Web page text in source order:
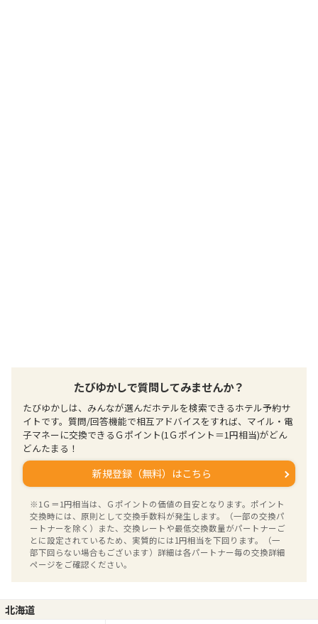
たびゆかしで質問してみませんか？
たびゆかしは、みんなが選んだホテルを検索できるホテル予約サ
イトです。質問/回答機能で相互アドバイスをすれば、マイル・電
子マネーに交換できるＧポイント(1Ｇポイント＝1円相当)がどん
どんたまる！
新規登録（無料）はこちら
※1Ｇ＝1円相当は、Ｇポイントの価値の目安となります。ポイント
交換時には、原則として交換手数料が発生します。（一部の交換パ
ートナーを除く）また、交換レートや最低交換数量がパートナーご
とに設定されているため、実質的には1円相当を下回ります。（一
部下回らない場合もございます）詳細は各パートナー毎の交換詳細
ページをご確認ください。
北海道